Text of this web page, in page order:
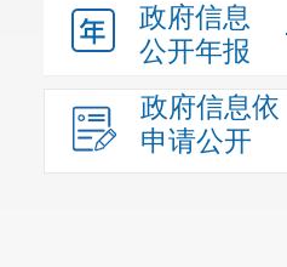
政府信息
公开年报
政府信息依
申请公开